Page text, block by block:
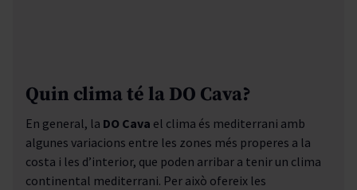
Quin clima té la DO Cava?
En general, la DO Cava el clima és mediterrani amb
algunes variacions entre les zones més properes a la
costa i les d’interior, que poden arribar a tenir un clima
continental mediterrani. Per això ofereix les